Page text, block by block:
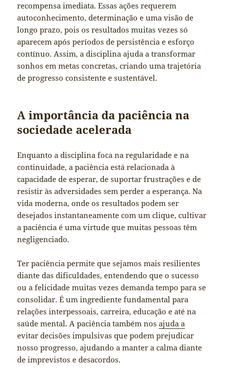
recompensa imediata. Essas ações requerem
autoconhecimento, determinação e uma visão de
longo prazo, pois os resultados muitas vezes só
aparecem após períodos de persistência e esforço
contínuo. Assim, a disciplina ajuda a transformar
sonhos em metas concretas, criando uma trajetória
de progresso consistente e sustentável.
A importância da paciência na
sociedade acelerada
Enquanto a disciplina foca na regularidade e na
continuidade, a paciência está relacionada à
capacidade de esperar, de suportar frustrações e de
resistir às adversidades sem perder a esperança. Na
vida moderna, onde os resultados podem ser
desejados instantaneamente com um clique, cultivar
a paciência é uma virtude que muitas pessoas têm
negligenciado.
Ter paciência permite que sejamos mais resilientes
diante das dificuldades, entendendo que o sucesso
ou a felicidade muitas vezes demanda tempo para se
consolidar. É um ingrediente fundamental para
relações interpessoais, carreira, educação e até na
saúde mental. A paciência também nosajuda a
evitar decisões impulsivas que podem prejudicar
nosso progresso, ajudando a manter a calma diante
de imprevistos e desacordos.